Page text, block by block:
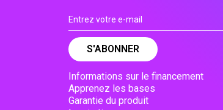
Informations sur le financement
Apprenez les bases
Garantie du produit